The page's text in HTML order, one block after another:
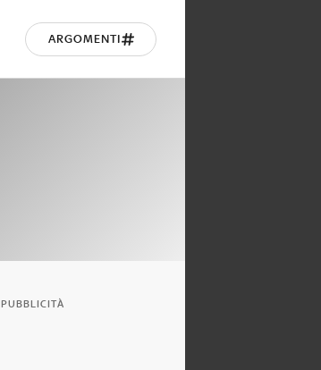
ARGOMENTI
PUBBLICITÀ